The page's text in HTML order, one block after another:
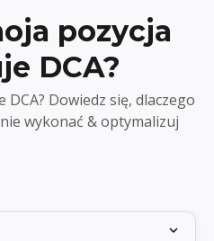
pozycja
DCA?
Dowiedz się, dlaczego
wykonać & optymalizuj